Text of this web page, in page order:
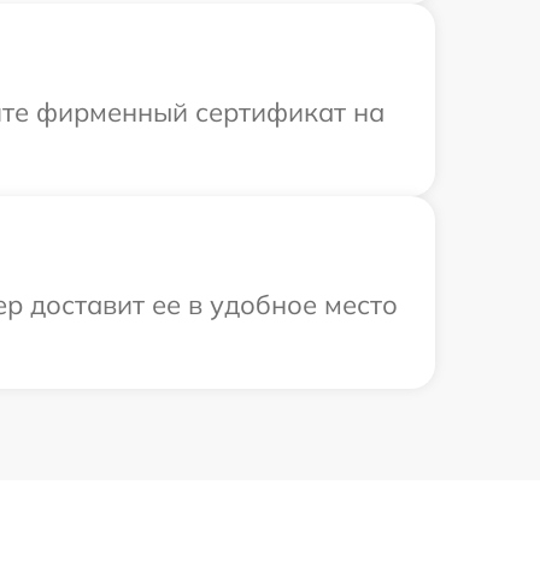
фирменный сертификат на
доставит ее в удобное место